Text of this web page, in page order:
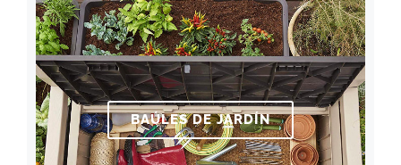
BAÚLES DE JARDÍN